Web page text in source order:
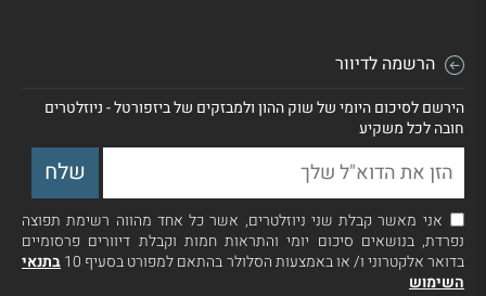
הרשמה לדיוור
הירשם לסיכום היומי של שוק ההון ולמבזקים של ביזפורטל - ניוזלטרים
חובה לכל משקיע
אני מאשר קבלת שני ניוזלטרים, אשר כל אחד מהווה רשימת תפוצה
נפרדת, בנושאים סיכום יומי והתראות חמות וקבלת דיוורים פרסומיים
בדואר אלקטרוני ו/ או באמצעות הסלולר בהתאם למפורט בסעיף 10
בתנאי
השימוש